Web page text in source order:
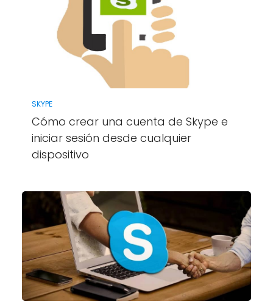
SKYPE
Cómo crear una cuenta de Skype e
iniciar sesión desde cualquier
dispositivo